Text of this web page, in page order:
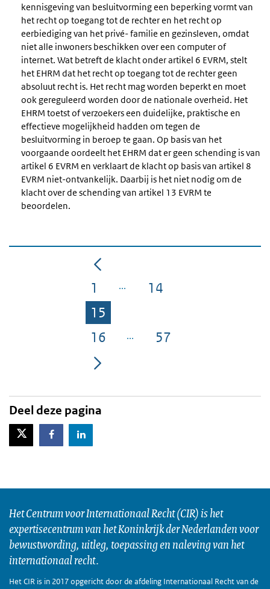
kennisgeving van besluitvorming een beperking vormt van
het recht op toegang tot de rechter en het recht op
eerbiediging van het privé- familie en gezinsleven, omdat
niet alle inwoners beschikken over een computer of
internet. Wat betreft de klacht onder artikel 6 EVRM, stelt
het EHRM dat het recht op toegang tot de rechter geen
absoluut recht is. Het recht mag worden beperkt en moet
ook gereguleerd worden door de nationale overheid. Het
EHRM toetst of verzoekers een duidelijke, praktische en
effectieve mogelijkheid hadden om tegen de
besluitvorming in beroep te gaan. Op basis van het
voorgaande oordeelt het EHRM dat er geen schending is van
artikel 6 EVRM en verklaart de klacht op basis van artikel 8
EVRM niet-ontvankelijk. Daarbij is het niet nodig om de
klacht over de schending van artikel 13 EVRM te
beoordelen.
Pagina
1 Pagina
14
Pagina
15
Pagina
16 Pagina
57
Deel deze pagina
X-TwitterFacebookLinkedIn
Het Centrum voor Internationaal Recht (CIR) is het
expertisecentrum van het Koninkrijk der Nederlanden voor
bewustwording, uitleg, toepassing en naleving van het
internationaal recht.
Het CIR is in 2017 opgericht door de afdeling Internationaal Recht van de